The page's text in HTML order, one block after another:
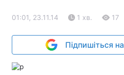
01:01, 23.11.14 1 хв. 17
Підпишіться